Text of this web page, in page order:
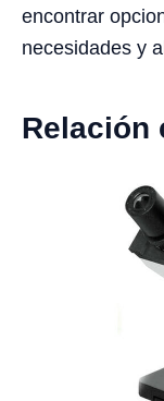
encontrar
necesidades y
Relación